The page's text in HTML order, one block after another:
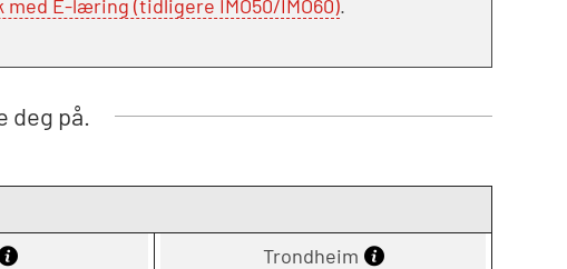
E-læring (tidligere IMO50/IMO60).
deg på.
Trondheim